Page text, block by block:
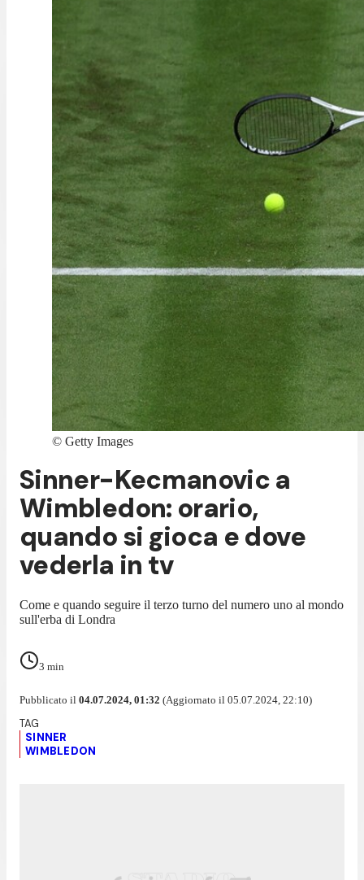
© Getty Images
Sinner-Kecmanovic a
Wimbledon: orario,
quando si gioca e dove
vederla in tv
Come e quando seguire il terzo turno del numero uno al mondo
sull'erba di Londra
3 min
Pubblicato il 04.07.2024, 01:32 (Aggiornato il 05.07.2024, 22:10)
SINNER
WIMBLEDON